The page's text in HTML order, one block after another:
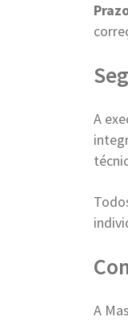
A
A